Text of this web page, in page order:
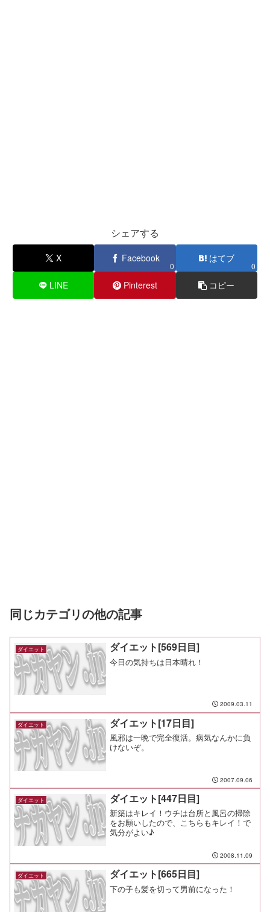
シェアする
X Facebook
0
はてブ
0
LINE Pinterest コピー
同じカテゴリの他の記事
ダイエット ダイエット[569日目]
今日の気持ちは日本晴れ！
2009.03.11
ダイエット ダイエット[17日目]
風邪は一晩で完全復活。病気なんかに負
けないぞ。
2007.09.06
ダイエット ダイエット[447日目]
新築はキレイ！ウチは台所と風呂の掃除
をお願いしたので、こちらもキレイ！で
気分がよい♪
2008.11.09
ダイエット ダイエット[665日目]
下の子も髪を切って男前になった！